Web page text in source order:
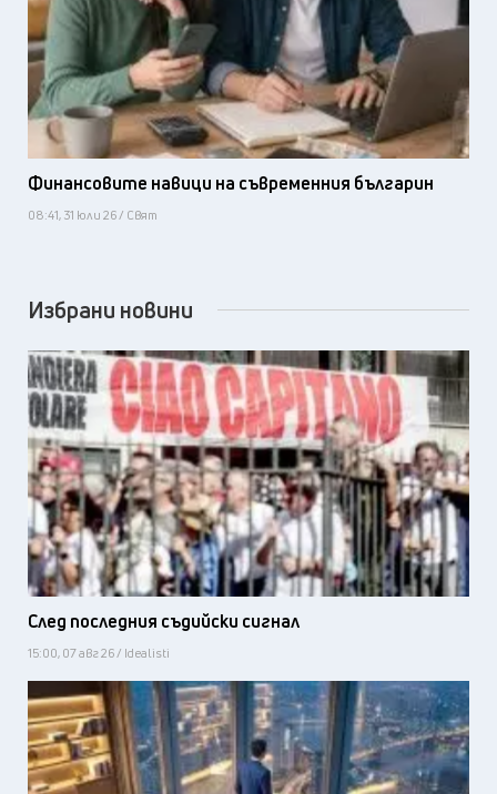
Финансовите навици на съвременния българин
08:41, 31 юли 26 / Свят
Избрани новини
След последния съдийски сигнал
15:00, 07 авг 26 / Idealisti